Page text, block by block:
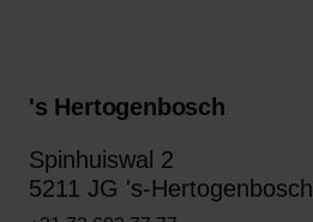
's Hertogenbosch
Spinhuiswal 2
5211 JG 's-Hertogenbosch